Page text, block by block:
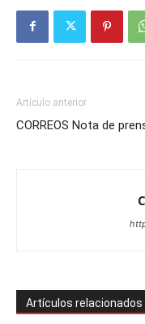
Artículo anterior
CORREOS Nota de
Artículos relacionados